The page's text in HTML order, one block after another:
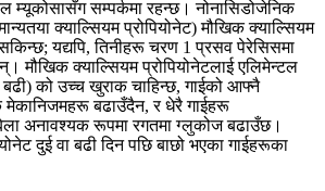
म्यूकोसासँग सम्पर्कमा रहन्छ। नोनासिडोजेनिक
क्याल्सियम प्रोपियोनेट) मौखिक क्याल्सियम
यद्यपि, तिनीहरू चरण 1 प्रसव पेरेसिसमा
मौखिक क्याल्सियम प्रोपियोनेटलाई एलिमेन्टल
बढी) को उच्च खुराक चाहिन्छ, गाईको आफ्नै
मेकानिजमहरू बढाउँदैन, र धेरै गाईहरू
अनावश्यक रूपमा रगतमा ग्लुकोज बढाउँछ।
दुई वा बढी दिन पछि बाछो भएका गाईहरूका